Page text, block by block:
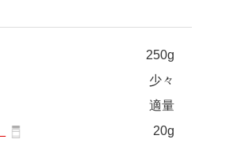
250g
少々
適量
20g